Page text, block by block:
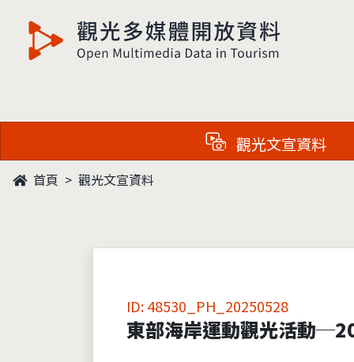
觀光多媒體開放資料
觀光文宣資料
首頁 觀光文宣資料
ID: 48530_PH_20250528
東部海岸運動觀光活動